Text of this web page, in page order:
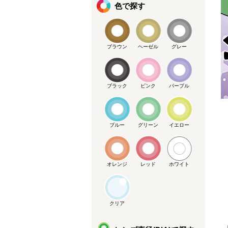
色で探す
ブラウン ヘーゼル グレー
ブラック ピンク パープル
ブルー グリーン イエロー
オレンジ レッド ホワイト
クリア